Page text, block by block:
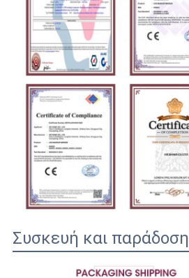
Συσκευή και παράδοση